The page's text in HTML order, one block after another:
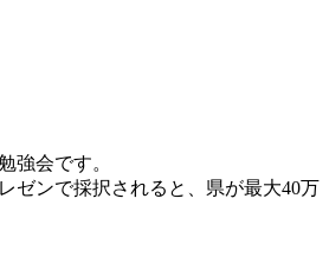
強会です。
ゼンで採択されると、県が最大40万